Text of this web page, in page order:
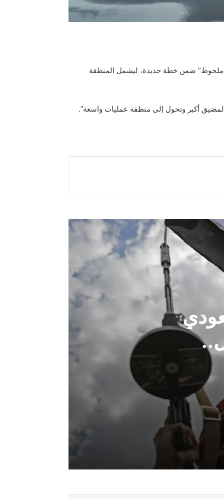
ملحوظ” ضمن خطة جديدة، ليشمل المنطقة
أكبر وتحول إلى منطقة عمليات واسعة”.